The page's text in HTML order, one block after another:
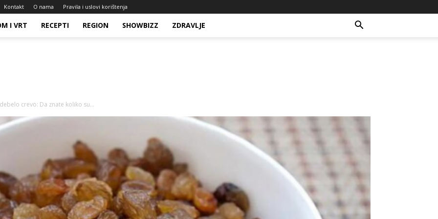
Kontakt O nama Pravila i uslovi korištenja
I VRT RECEPTI REGION SHOWBIZZ ZDRAVLJE
crevo: Da znate koliko su...